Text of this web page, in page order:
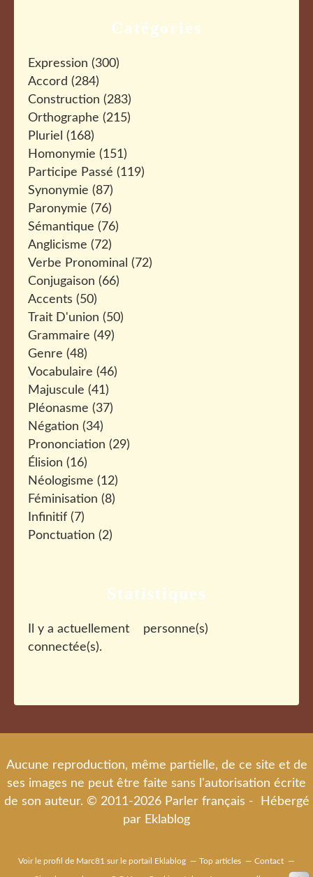
Catégories
Expression (300)
Accord (284)
Construction (283)
Orthographe (215)
Pluriel (168)
Homonymie (151)
Participe Passé (119)
Synonymie (87)
Paronymie (76)
Sémantique (76)
Anglicisme (72)
Verbe Pronominal (72)
Conjugaison (66)
Accents (50)
Trait D'union (50)
Grammaire (49)
Genre (48)
Vocabulaire (46)
Majuscule (41)
Pléonasme (37)
Négation (34)
Prononciation (29)
Élision (16)
Néologisme (12)
Féminisation (8)
Infinitif (7)
Ponctuation (2)
Statistiques
Il y a actuellement
personne(s)
connectée(s).
Aucune reproduction, même partielle, de ce site et de
ses images ne peut être faite sans l'autorisation écrite
de son auteur. © 2011-2026 Parler français - Hébergé
par Eklablog
Voir le profil de Marc81 sur le portail Eklablog Top articles Contact